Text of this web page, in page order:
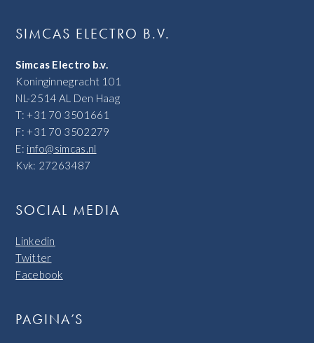
SIMCAS ELECTRO B.V.
Simcas Electro b.v.
Koninginnegracht 101
NL-2514 AL Den Haag
T: +31 70 3501661
F: +31 70 3502279
E: info@simcas.nl
Kvk: 27263487
SOCIAL MEDIA
Linkedin
Twitter
Facebook
PAGINA’S